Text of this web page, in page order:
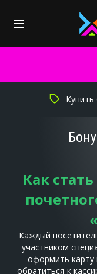
Купить
Как
Каждый
участником
оформить карту
обратиться к